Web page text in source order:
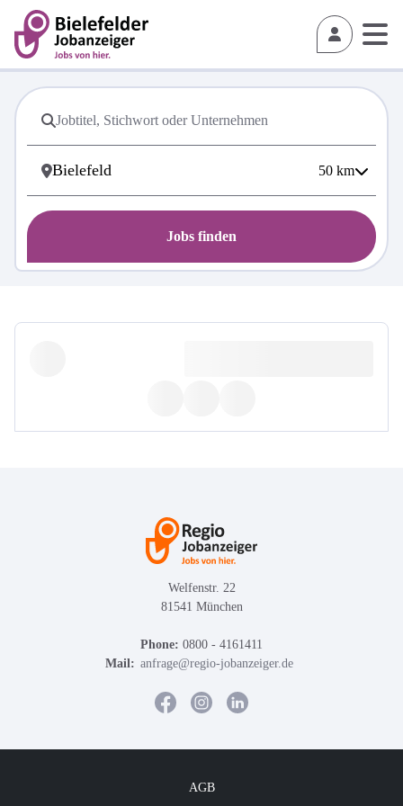
50 km
Jobs finden
Welfenstr. 22
81541 München
Phone: 0800 - 4161411
Mail: anfrage@regio-jobanzeiger.de
AGB